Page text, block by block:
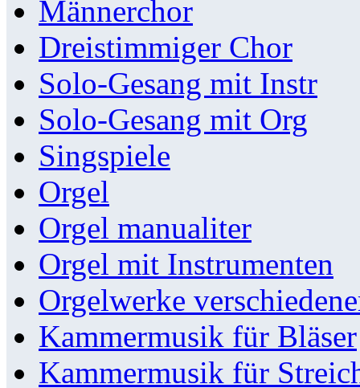
Männerchor
Dreistimmiger Chor
Solo-Gesang mit Instr
Solo-Gesang mit Org
Singspiele
Orgel
Orgel manualiter
Orgel mit Instrumenten
Orgelwerke
Kammermusik für Bläser
Kammermusik für